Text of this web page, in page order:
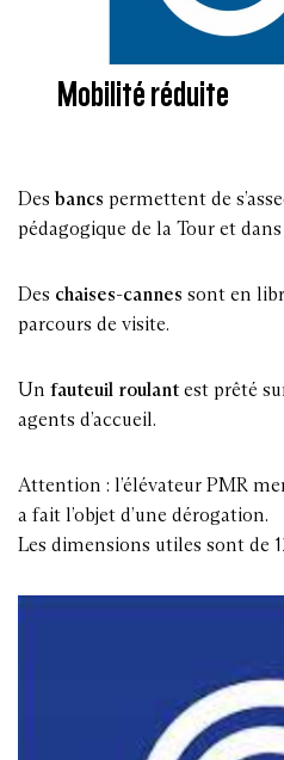
Mobilité réduite
Des bancs permettent de
pédagogique de la Tour et
Des chaises-cannes sont en
parcours de visite.
Un fauteuil roulant est prêté
agents d’accueil.
Attention : l’élévateur PMR
a fait l’objet d’une dérogation.
Les dimensions utiles sont de